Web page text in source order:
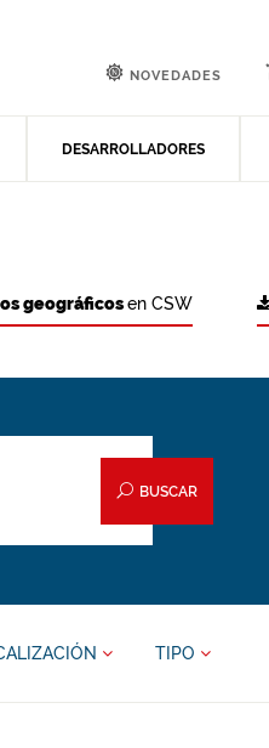
DESARROLLADORES
NOVEDADES
geográficosen CSW
BUSCAR
TIPO